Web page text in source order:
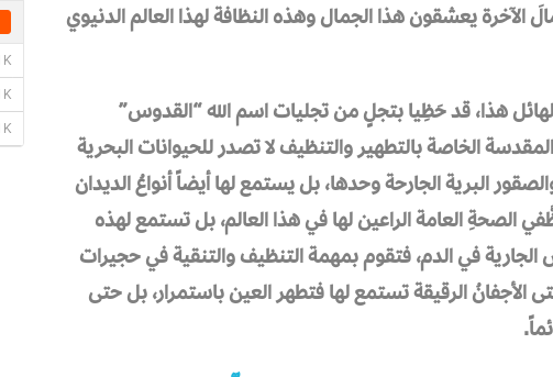
يعشقون هذا الجمال وهذه النظافة لهذا العالم الدنيوي
هذا، قد حَظِيا بتجلٍ من تجليات اسم الله “القدوس”
الخاصة بالتطهير والتنظيف لا تصدر للحيوانات البحرية
البرية الجارحة وحدها، بل يستمع لها أيضاً أنواعُ الديدان
الصحةِ العامة الراعين لها في هذا العالم، بل تستمع لهذه
الجارية في الدم، فتقوم بمهمة التنظيف والتنقية في حجيرات
الأجفانُ الرقيقة تستمع لها فتطهر العين باستمرار، بل حتى